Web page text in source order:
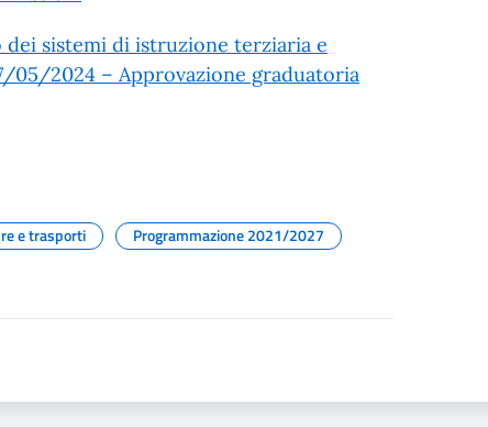
dei sistemi di istruzione terziaria e
05/2024 – Approvazione graduatoria
e trasporti Programmazione 2021/2027